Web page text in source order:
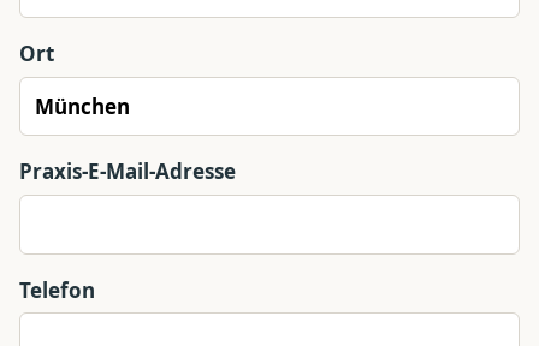
Ort
Praxis-E-Mail-Adresse
Telefon